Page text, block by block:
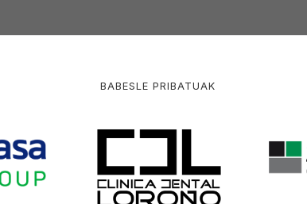
BABESLE PRIBATUAK